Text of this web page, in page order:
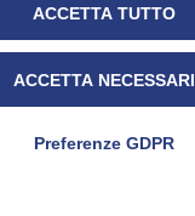
ACCETTA TUTTO
ACCETTA NECESSARI
Preferenze GDPR